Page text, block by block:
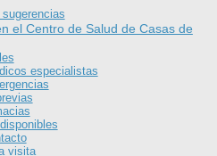
el Centro de Salud de Casas de
especialistas
visita